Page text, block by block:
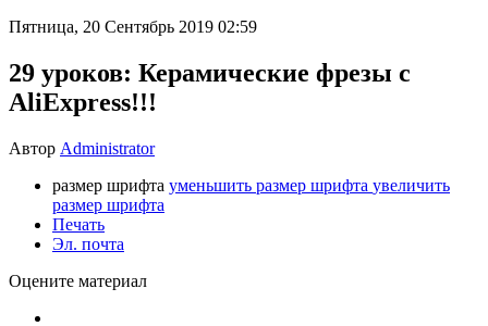
Пятница, 20 Сентябрь 2019 02:59
29 уроков: Керамические фрезы с
AliExpress!!!
Автор Administrator
размер шрифта уменьшить размер шрифта увеличить
размер шрифта
Печать
Эл. почта
Оцените материал